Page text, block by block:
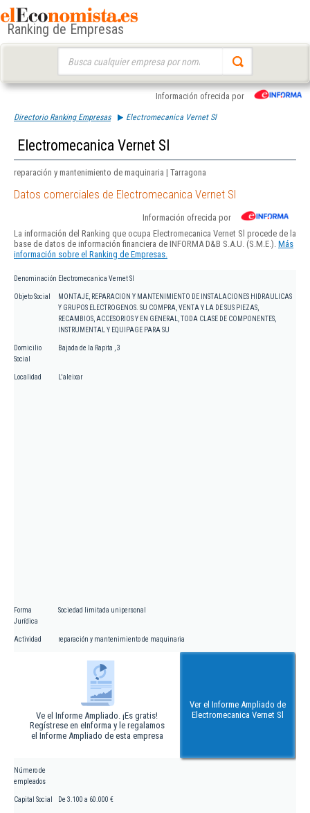
Ranking de Empresas
Información ofrecida por
Directorio Ranking Empresas Electromecanica Vernet Sl
Electromecanica Vernet Sl
reparación y mantenimiento de maquinaria | Tarragona
Datos comerciales de Electromecanica Vernet Sl
Información ofrecida por
La información del Ranking que ocupa Electromecanica Vernet Sl procede de la
base de datos de información financiera de INFORMA D&B S.A.U. (S.M.E.). Más
información sobre el Ranking de Empresas.
Denominación Electromecanica Vernet Sl
Objeto Social
MONTAJE, REPARACION Y MANTENIMIENTO DE INSTALACIONES HIDRAULICAS
Y GRUPOS ELECTROGENOS. SU COMPRA, VENTA Y LA DE SUS PIEZAS,
RECAMBIOS, ACCESORIOS Y EN GENERAL, TODA CLASE DE COMPONENTES,
INSTRUMENTAL Y EQUIPAGE PARA SU
Domicilio
Social
Bajada de la Rapita , 3
Localidad L'aleixar
Forma
Jurídica
Sociedad limitada unipersonal
Actividad reparación y mantenimiento de maquinaria
Ve el Informe Ampliado. ¡Es gratis!
Regístrese en eInforma y le regalamos
el Informe Ampliado de esta empresa
Ver el Informe Ampliado de
Electromecanica Vernet Sl
Número de
empleados
Capital Social De 3.100 a 60.000 €